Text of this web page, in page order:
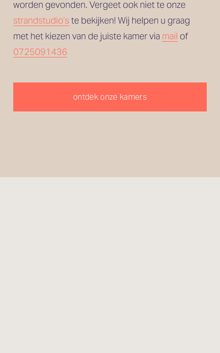
strandstudio’s te bekijken! Wij helpen u graag
met het kiezen van de juiste kamer via mail
of
0725091436
ontdek onze kamers